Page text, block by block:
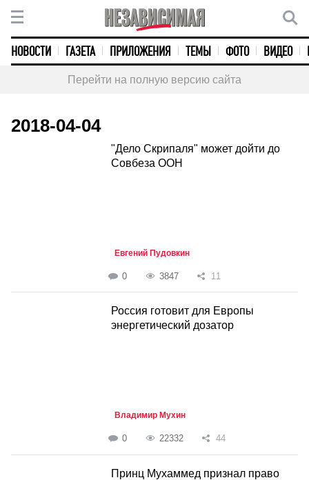
НОВОСТИ ГАЗЕТА ПРИЛОЖЕНИЯ ТЕМЫ ФОТО ВИДЕО
Перейти на полную версию сайта
2018-04-04
"Дело Скрипаля" может дойти до
Совбеза ООН
Евгений Пудовкин
0 3847 11
Россия готовит для Европы
энергетический дозатор
Владимир Мухин
0 22332 44
Принц Мухаммед признал право